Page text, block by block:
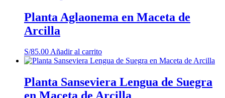
Planta Aglaonema en Maceta de
Arcilla
S/85.00Añadir al carrito
Planta Sanseviera Lengua de Suegra